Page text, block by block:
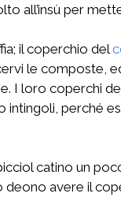
all’insù per
il coperchio del
le composte,
I loro coperchi
perché
catino un
deono avere il